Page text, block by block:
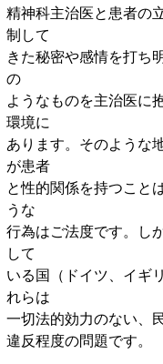
精神科主治医と患者の
制して
きた秘密や感情を打ち
の
ようなものを主治医に
環境に
あります。そのような
が患者
と性的関係を持つこと
うな
行為はご法度です。し
して
いる国（ドイツ、イギ
れらは
一切法的効力のない、
違反程度の問題です。